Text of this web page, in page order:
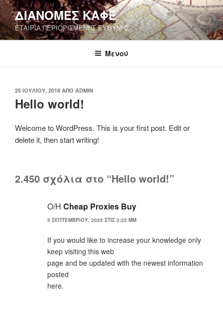
Μετάβαση
στο
περιεχόμενο
ΔΙΑΝΟΜΕΣ ΚΑΦΕ
ΕΤΑΙΡΙΑ ΠΕΡΙΟΡΙΣΜΕΝΗΣ ΕΥΘΥΝΗΣ
Μενού
ΔΗΜΟΣΙΕΎΤΗΚΕ
ΣΤΙΣ
25 ΙΟΥΛΊΟΥ, 2018 ΑΠΌ ADMIN
Hello world!
Welcome to WordPress. This is your first post. Edit or
delete it, then start writing!
2.450 σχόλια στο “Hello world!”
Ο/Η Cheap Proxies Buy
5 ΣΕΠΤΕΜΒΡΊΟΥ, 2025 ΣΤΙΣ 2:22 ΜΜ
If you would like to increase your knowledge only
keep visiting this web
page and be updated with the newest information
posted
here.